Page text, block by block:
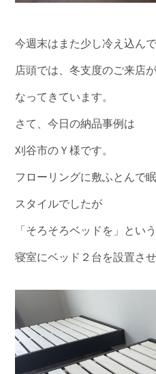
今週末はまた少し冷え込ん
店頭では、冬支度のご来店
なってきています。
さて、今日の納品事例は
刈谷市のＹ様です。
フローリングに敷ふとんで
スタイルでしたが
「そろそろベッドを」とい
寝室にベッド２台を設置さ